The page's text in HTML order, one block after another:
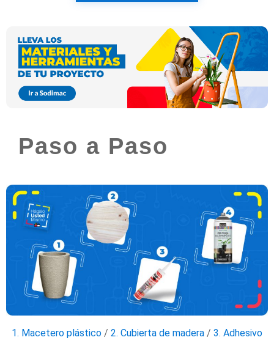
Paso a Paso
1. Macetero plástico / 2. Cubierta de madera / 3. Adhesivo